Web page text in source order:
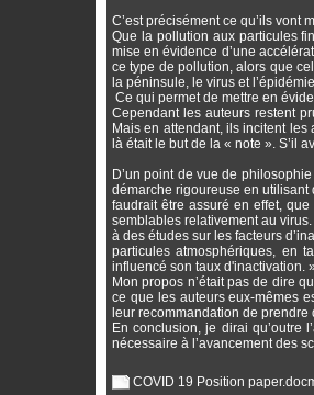
C’est précisément ce qu’ils vont
Que la pollution aux particules
mise en évidence d’une
ce type de pollution, alors que
la péninsule, le virus et
Ce qui permet de mettre en
Cependant les auteurs restent
Mais en attendant, ils incitent
là était le but de la « note ». S’il
D’un point de vue de
démarche rigoureuse en utilisant
faudrait être assuré en effet,
semblables relativement au
à des études sur les facteurs
particules atmosphériques, en
influencé son taux d'inactivation.
Mon propos n’était pas de dire
ce que les auteurs eux-mêmes
leur recommandation de
En conclusion, je dirai qu’outre
nécessaire à l’avancement des
COVID 19 Position